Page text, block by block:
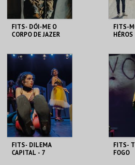
FITS- DÓI-ME O
CORPO DE JAZER
FÓRUM LUÍSA TODI
MAIS INFO
COMPRAR
FITS-
HÉROS
FÓRUM
FITS- DILEMA
CAPITAL - 7
FITS-
FOGO